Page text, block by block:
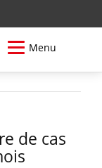
Menu
de cas